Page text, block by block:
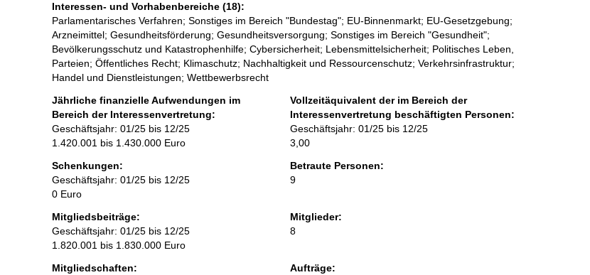
Interessen- und Vorhabenbereiche (18):
Parlamentarisches Verfahren; Sonstiges im Bereich "Bundestag"; EU-Binnenmarkt; EU-Gesetzgebung;
Arzneimittel; Gesundheitsförderung; Gesundheitsversorgung; Sonstiges im Bereich "Gesundheit";
Bevölkerungsschutz und Katastrophenhilfe; Cybersicherheit; Lebensmittelsicherheit; Politisches Leben,
Parteien; Öffentliches Recht; Klimaschutz; Nachhaltigkeit und Ressourcenschutz; Verkehrsinfrastruktur;
Handel und Dienstleistungen; Wettbewerbsrecht
Jährliche finanzielle Aufwendungen im
Bereich der Interessenvertretung:
Geschäftsjahr: 01/25 bis 12/25
1.420.001 bis 1.430.000 Euro
Vollzeitäquivalent der im Bereich der
Interessenvertretung beschäftigten Personen:
Geschäftsjahr: 01/25 bis 12/25
3,00
Schenkungen:
Geschäftsjahr: 01/25 bis 12/25
0 Euro
Betraute Personen:
9
Mitgliedsbeiträge:
Geschäftsjahr: 01/25 bis 12/25
1.820.001 bis 1.830.000 Euro
Mitglieder:
8
Mitgliedschaften:
Aufträge: